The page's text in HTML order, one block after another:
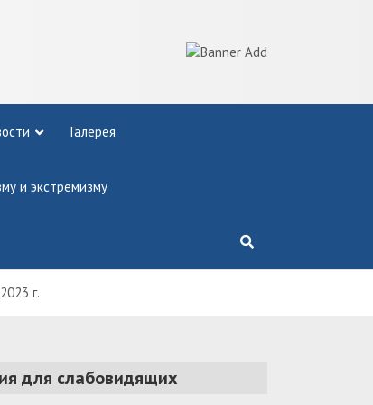
Галерея
и экстремизму
г.
для слабовидящих